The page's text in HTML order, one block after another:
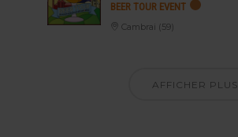
BEER TOUR EVENT
Cambrai (59)
AFFICHER PLUS